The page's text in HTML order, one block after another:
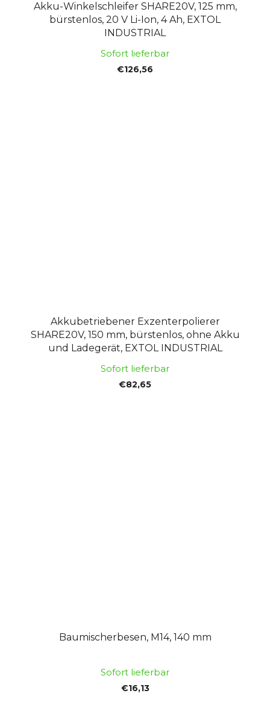
Akku-Winkelschleifer SHARE20V, 125 mm,
bürstenlos, 20 V Li-Ion, 4 Ah, EXTOL
INDUSTRIAL
Sofort lieferbar
€126,56
Akkubetriebener Exzenterpolierer
SHARE20V, 150 mm, bürstenlos, ohne Akku
und Ladegerät, EXTOL INDUSTRIAL
Sofort lieferbar
€82,65
Baumischerbesen, M14, 140 mm
Sofort lieferbar
€16,13